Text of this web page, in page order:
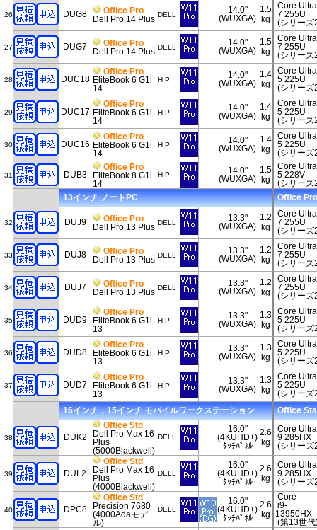
26 DUG8
Office Pro
Dell Pro 14 Plus DELL
14.0"
(WUXGA)
1.5
kg
Core Ultra
7 255U
(シリーズ
27 DUG7
Office Pro
Dell Pro 14 Plus DELL
14.0"
(WUXGA)
1.5
kg
Core Ultra
7 255U
(シリーズ
28 DUC18
Office Pro
EliteBook 6 G1i
14
H P
14.0"
(WUXGA)
1.4
kg
Core Ultra
5 225U
(シリーズ
29 DUC17
Office Pro
EliteBook 6 G1i
14
H P
14.0"
(WUXGA)
1.4
kg
Core Ultra
5 225U
(シリーズ
30 DUC16
Office Pro
EliteBook 6 G1i
14
H P
14.0"
(WUXGA)
1.4
kg
Core Ultra
5 225U
(シリーズ
31 DUB3
Office Pro
EliteBook 8 G1i
14
H P
14.0"
(WUXGA)
1.5
kg
Core Ultra
5 228V
(シリーズ
13インチ ノートPC
Office
32 DUJ9
Office Pro
Dell Pro 13 Plus DELL
13.3"
(WUXGA)
1.2
kg
Core Ultra
7 255U
(シリーズ
33 DUJ8
Office Pro
Dell Pro 13 Plus DELL
13.3"
(WUXGA)
1.2
kg
Core Ultra
7 255U
(シリーズ
34 DUJ7
Office Pro
Dell Pro 13 Plus DELL
13.3"
(WUXGA)
1.2
kg
Core Ultra
7 255U
(シリーズ
35 DUD9
Office Pro
EliteBook 6 G1i
13
H P
13.3"
(WUXGA)
1.3
kg
Core Ultra
5 225U
(シリーズ
36 DUD8
Office Pro
EliteBook 6 G1i
13
H P
13.3"
(WUXGA)
1.3
kg
Core Ultra
5 225U
(シリーズ
37 DUD7
Office Pro
EliteBook 6 G1i
13
H P
13.3"
(WUXGA)
1.3
kg
Core Ultra
5 225U
(シリーズ
16インチ，15インチ モバイルワークステーション
Office
38 DUK2
Office Std
Dell Pro Max 16
Plus
(5000Blackwell)
DELL
16.0"
(4KUHD+)
ﾀｯﾁﾊﾟﾈﾙ
2.6
kg
Core Ultra
9 285HX
(シリーズ
39 DUL2
Office Std
Dell Pro Max 16
Plus
(4000Blackwell)
DELL
16.0"
(4KUHD+)
ﾀｯﾁﾊﾟﾈﾙ
2.6
kg
Core Ultra
9 285HX
(シリーズ
40 DPC8
Office Std
Precision 7680
(4000Adaモデ
ル)
DELL
16.0"
(4KUHD+)
ﾀｯﾁﾊﾟﾈﾙ
2.6
kg
Core
i9-
13950HX
(第13世代